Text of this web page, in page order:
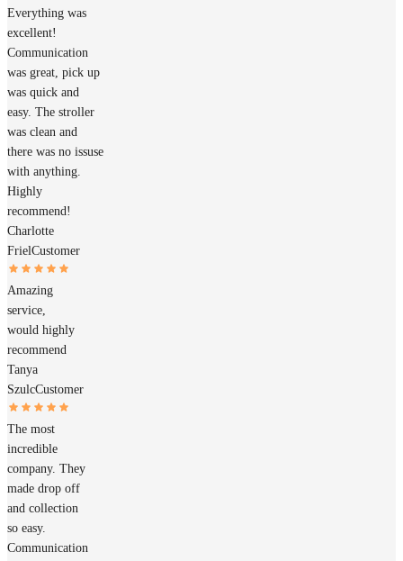
Everything was
excellent!
Communication
was great, pick up
was quick and
easy. The stroller
was clean and
there was no issuse
with anything.
Highly
recommend!
Charlotte
FrielCustomer
Amazing
service,
would highly
recommend
Tanya
SzulcCustomer
The most
incredible
company. They
made drop off
and collection
so easy.
Communication